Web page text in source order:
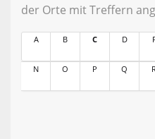
der Orte mit Treffern
A B C D
N O P Q